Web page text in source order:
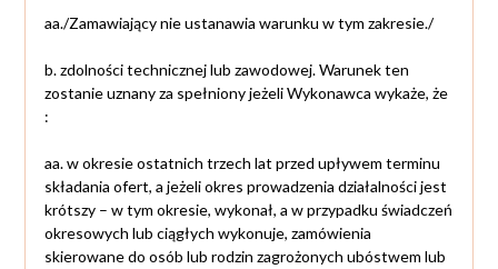
aa./Zamawiający nie ustanawia warunku w tym zakresie./
b. zdolności technicznej lub zawodowej. Warunek ten
zostanie uznany za spełniony jeżeli Wykonawca wykaże, że
:
aa. w okresie ostatnich trzech lat przed upływem terminu
składania ofert, a jeżeli okres prowadzenia działalności jest
krótszy – w tym okresie, wykonał, a w przypadku świadczeń
okresowych lub ciągłych wykonuje, zamówienia
skierowane do osób lub rodzin zagrożonych ubóstwem lub